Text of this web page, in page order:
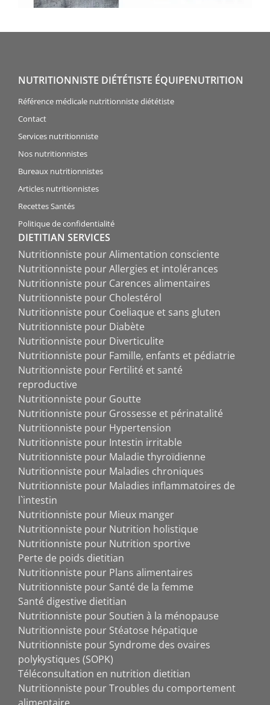
NUTRITIONNISTE DIÉTÉTISTE ÉQUIPENUTRITION
Référence médicale nutritionniste diététiste
Contact
Services nutritionniste
Nos nutritionnistes
Bureaux nutritionnistes
Articles nutritionnistes
Recettes Santés
Politique de confidentialité
DIETITIAN SERVICES
Nutritionniste pour Alimentation consciente
Nutritionniste pour Allergies et intolérances
Nutritionniste pour Carences alimentaires
Nutritionniste pour Cholestérol
Nutritionniste pour Coeliaque et sans gluten
Nutritionniste pour Diabète
Nutritionniste pour Diverticulite
Nutritionniste pour Famille, enfants et pédiatrie
Nutritionniste pour Fertilité et santé
reproductive
Nutritionniste pour Goutte
Nutritionniste pour Grossesse et périnatalité
Nutritionniste pour Hypertension
Nutritionniste pour Intestin irritable
Nutritionniste pour Maladie thyroïdienne
Nutritionniste pour Maladies chroniques
Nutritionniste pour Maladies inflammatoires de
l`intestin
Nutritionniste pour Mieux manger
Nutritionniste pour Nutrition holistique
Nutritionniste pour Nutrition sportive
Perte de poids dietitian
Nutritionniste pour Plans alimentaires
Nutritionniste pour Santé de la femme
Santé digestive dietitian
Nutritionniste pour Soutien à la ménopause
Nutritionniste pour Stéatose hépatique
Nutritionniste pour Syndrome des ovaires
polykystiques (SOPK)
Téléconsultation en nutrition dietitian
Nutritionniste pour Troubles du comportement